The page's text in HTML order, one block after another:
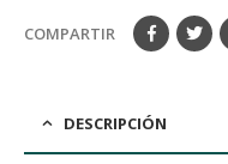
COMPARTIR
DESCRIPCIÓN